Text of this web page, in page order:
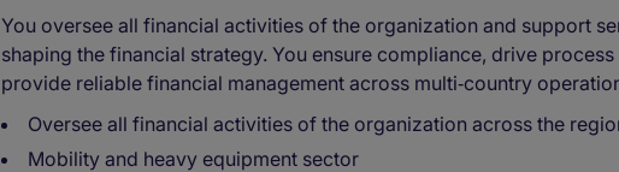
You oversee all financial activities of the organization and support
shaping the financial strategy. You ensure compliance, drive
provide reliable financial management across multi‑country
Oversee all financial activities of the organization across the
Mobility and heavy equipment sector